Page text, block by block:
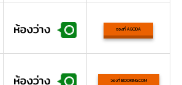
จองที่ AGODA
จองที่ BOOKING.COM